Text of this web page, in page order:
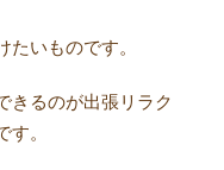
いものです。
きるのが出張リラク
。